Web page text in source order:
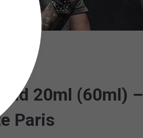
20ml (60ml) –
Paris